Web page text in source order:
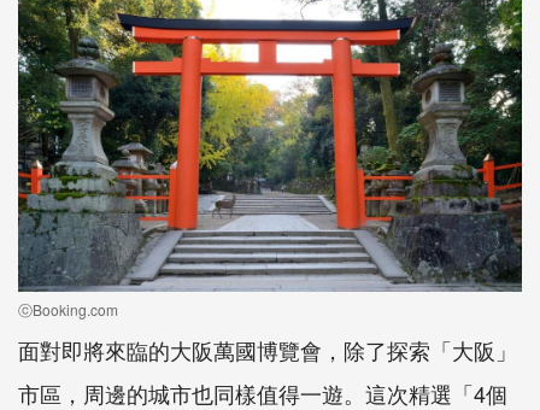
ⓒBooking.com
面對即將來臨的大阪萬國博覽會，除了探索「大阪」
市區，周邊的城市也同樣值得一遊。這次精選「4個